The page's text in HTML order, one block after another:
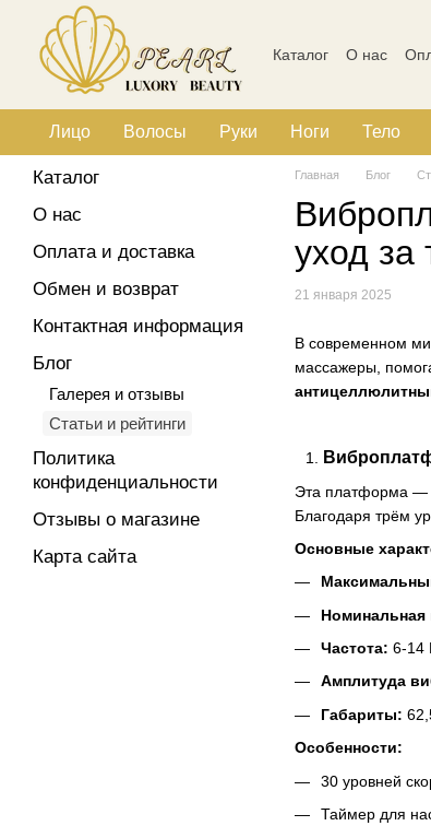
Перейти к основному контенту
Каталог О нас
Лицо Волосы Руки Ноги Тело
Главная Блог
уход
21 января 2025
В современном
массажеры,
Эта платформа —
Благодаря трём
Основные
Частота: 6-14
Амплитуда
Габариты:
Особенности:
30 уровней
Таймер для
Каталог
О нас
Оплата и доставка
Обмен и возврат
Контактная информация
Блог
Галерея и отзывы
Статьи и рейтинги
Политика
конфиденциальности
Отзывы о магазине
Карта сайта